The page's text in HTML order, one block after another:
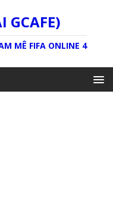
GCAFE)
MÊ FIFA ONLINE 4